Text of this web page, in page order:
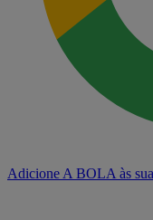
Adicione A BOLA às